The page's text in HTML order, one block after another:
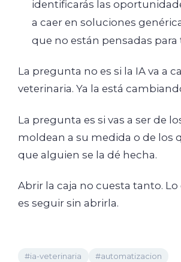
identificarás las
a caer en soluciones
que no están pensadas para
La pregunta no es si la IA va a
veterinaria. Ya la está
La pregunta es si vas a ser de
moldean a su medida o de los
que alguien se la dé hecha.
Abrir la caja no cuesta tanto.
es seguir sin abrirla.
#ia-veterinaria
#automatizacion